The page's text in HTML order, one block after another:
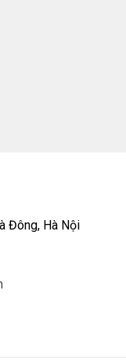
Đông, Hà Nội